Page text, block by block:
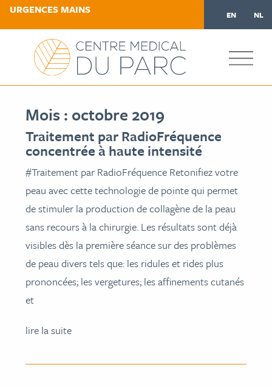
URGENCES MAINS NL
EN
Mois : octobre 2019
Traitement par RadioFréquence
concentrée à haute intensité
#Traitement par RadioFréquence Retonifiez votre
peau avec cette technologie de pointe qui permet
de stimuler la production de collagène de la peau
sans recours à la chirurgie. Les résultats sont déjà
visibles dès la première séance sur des problèmes
de peau divers tels que: les ridules et rides plus
prononcées; les vergetures; les affinements cutanés
et
lire la suite